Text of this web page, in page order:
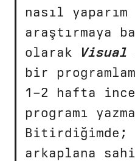
nasıl
araştırmaya
olarak
Visual
bir
1–2 hafta
programı
Bitirdiğimde;
arkaplana